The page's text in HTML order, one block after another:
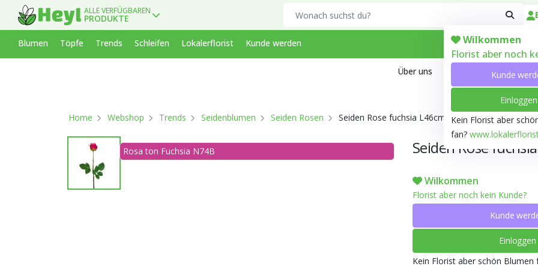
ALLE VERFÜGBAREN
PRODUKTE
Wilkommen
Florist aber noch
Kunde
Einloggen
Kein Florist aber
fan?
Blumen Töpfe Trends Schleifen Lokalerflorist Kunde werden
Über uns Arbeiten bei
Home Webshop Trends Seidenblumen Seiden Rosen Seiden Rose fuchsia L46cm
Rosa ton Fuchsia N74B Seiden Rose
Wilkommen
Florist aber noch kein Kunde?
Kunde
Einloggen
Kein Florist aber schön Blumen